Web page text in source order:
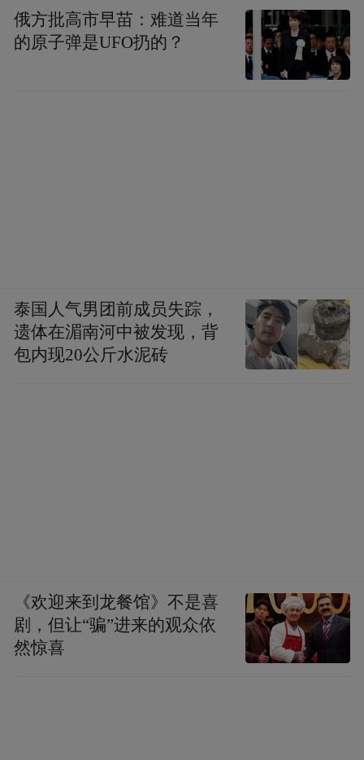
俄方批高市早苗：难道当年
的原子弹是UFO扔的？
泰国人气男团前成员失踪，
遗体在湄南河中被发现，背
包内现20公斤水泥砖
《欢迎来到龙餐馆》不是喜
剧，但让“骗”进来的观众依
然惊喜